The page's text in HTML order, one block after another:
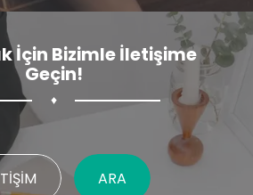
İçin Bizimle İletişime
Geçin!
♦
ARA